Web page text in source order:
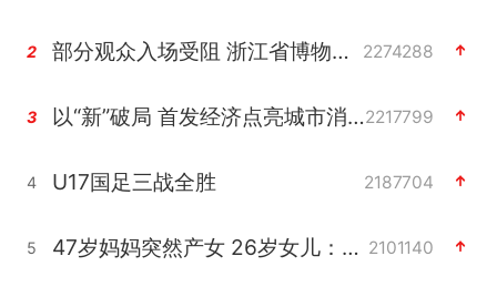
2 部分观众入场受阻 浙江省博物馆致歉 2274288
3 以“新”破局 首发经济点亮城市消费活力2217799
4 U17国足三战全胜 2187704
5 47岁妈妈突然产女 26岁女儿：很震惊 2101140